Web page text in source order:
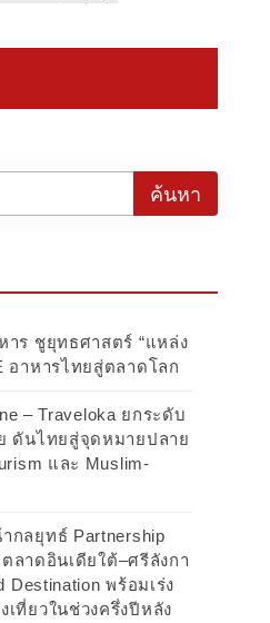
าร ชูยุทธศาสตร์ “แหล่ง
อาหารไทยสู่ตลาดโลก
– Traveloka ยกระดับ
ดันไทยสู่จุดหมายปลาย
และ Muslim-
กลยุทธ์ Partnership
ลาดอินเดียใต้–ศรีลังกา
Destination พร้อมเร่ง
เที่ยวในช่วงครึ่งปีหลัง